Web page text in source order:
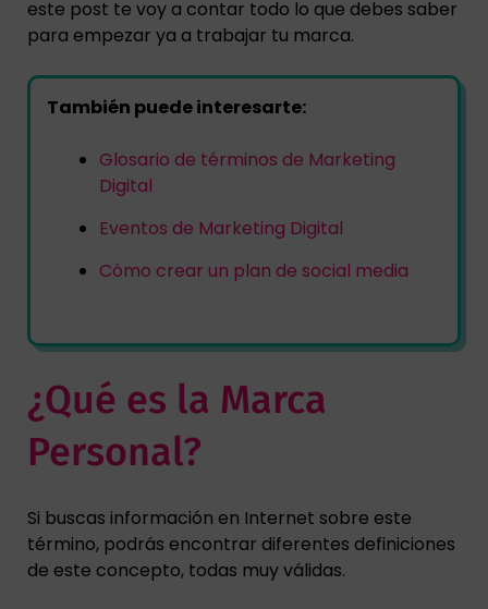
este post te voy a contar todo lo que debes saber
para empezar ya a trabajar tu marca.
También puede interesarte:
Glosario de términos de Marketing
Digital
Eventos de Marketing Digital
Cómo crear un plan de social media
¿Qué es la Marca
Personal?
Si buscas información en Internet sobre este
término, podrás encontrar diferentes definiciones
de este concepto, todas muy válidas.